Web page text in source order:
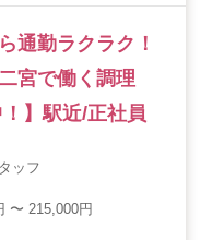
通勤ラクラク！
宮で働く調理
】駅近/正社員
ッフ
〜 215,000円